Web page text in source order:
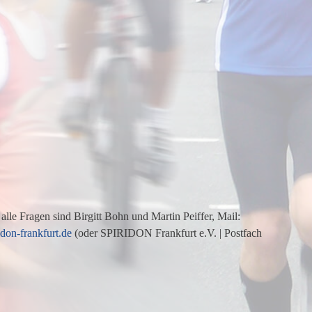
Fragen sind Birgitt Bohn und Martin Peiffer, Mail:
frankfurt.de (oder SPIRIDON Frankfurt e.V. | Postfach